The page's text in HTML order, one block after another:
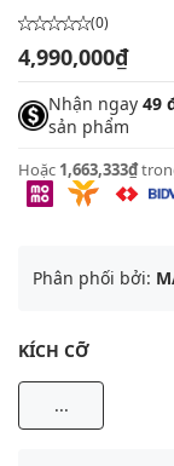
(0)
4,990,000₫
Nhận ngay 49
sản phẩm
Hoặc 1,663,333₫
Phân phối bởi:
KÍCH CỠ
...